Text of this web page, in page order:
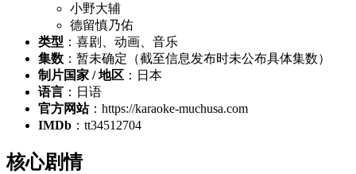
小野大辅
德留慎乃佑
类型 ：喜剧、动画、音乐
集数 ：暂未确定（截至信息发布时未公布具体集数）
制片国家 / 地区 ：日本
语言 ：日语
官方网站：https://karaoke-muchusa.com
IMDb ：tt34512704
核心剧情